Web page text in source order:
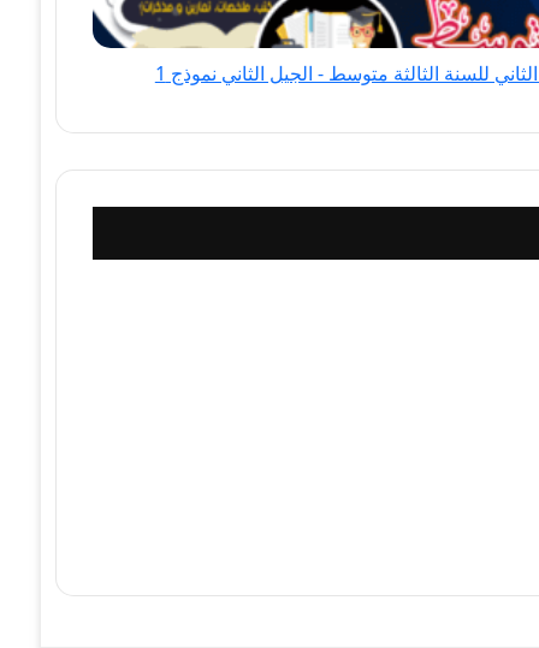
للسنة الثالثة متوسط - الجيل الثاني نموذج 1